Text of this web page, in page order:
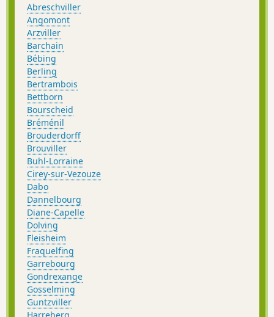
Abreschviller
Angomont
Arzviller
Barchain
Bébing
Berling
Bertrambois
Bettborn
Bourscheid
Bréménil
Brouderdorff
Brouviller
Buhl-Lorraine
Cirey-sur-Vezouze
Dabo
Dannelbourg
Diane-Capelle
Dolving
Fleisheim
Fraquelfing
Garrebourg
Gondrexange
Gosselming
Guntzviller
Harreberg